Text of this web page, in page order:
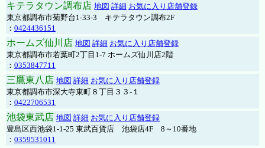
キテラタウン調布店 地図 詳細 お気に入り店舗登録
東京都調布市菊野台1-33-3 キテラタウン調布2F
： 0424436151
ホームズ仙川店 地図 詳細 お気に入り店舗登録
東京都調布市若葉町2丁目1-7 ホームズ仙川店2階
： 0353847711
三鷹東八店 地図 詳細 お気に入り店舗登録
東京都調布市深大寺東町８丁目３３-１
： 0422706531
池袋東武店 地図 詳細 お気に入り店舗登録
豊島区西池袋1-1-25 東武百貨店 池袋店4F 8～10番地
： 0359531011